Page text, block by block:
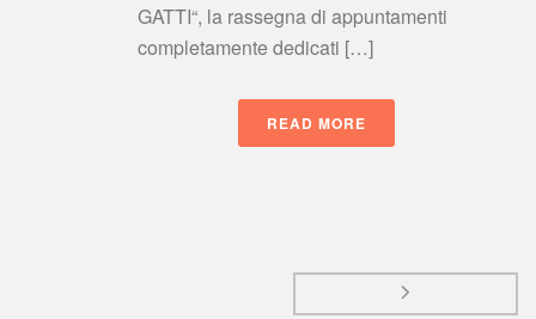
GATTI“, la rassegna di appuntamenti
completamente dedicati […]
READ MORE